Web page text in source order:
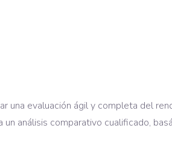
una evaluación ágil y completa del
análisis comparativo cualificado,